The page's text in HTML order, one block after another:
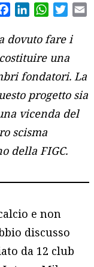
FacebookLinkedIn
dovuto fare i
una
fondatori. La
progetto sia
vicenda del
scisma
della FIGC.
e non
discusso
da 12 club